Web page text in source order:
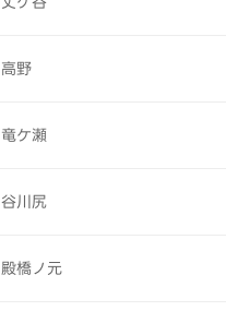
高野
竜ケ瀬
谷川尻
殿橋ノ元